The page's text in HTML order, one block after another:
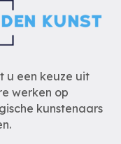
u een keuze uit
werken op
kunstenaars